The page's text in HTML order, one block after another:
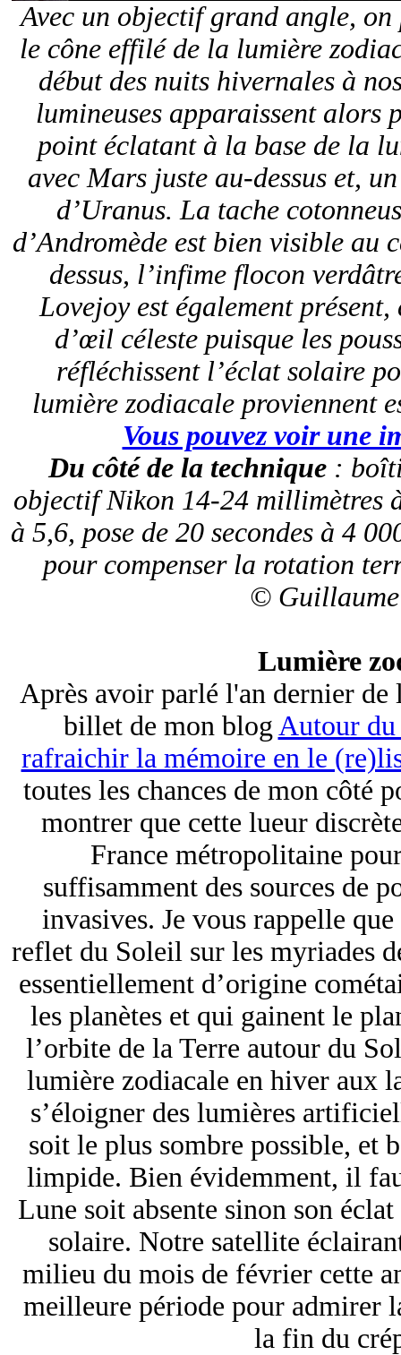
Avec un objectif grand angle,
le cône effilé de la lumière
début des nuits hivernales à
lumineuses apparaissent alors
point éclatant à la base de la
avec Mars juste au-dessus et,
d’Uranus. La tache
d’Andromède est bien visible au
dessus, l’infime flocon
Lovejoy est également
d’œil céleste puisque les
réfléchissent l’éclat solaire
lumière zodiacale proviennent
Vous pouvez voir une
Du côté de la technique:
objectif Nikon 14-24 millimètres
à 5,6, pose de 20 secondes à 4
pour compenser la rotation
©
Lumière
Après avoir parlé l'an dernier de
billet de mon blog Autour
rafraichir la mémoire en le
toutes les chances de mon côté
montrer que cette lueur
France métropolitaine
suffisamment des sources de
invasives. Je vous rappelle
reflet du Soleil sur les myriades
essentiellement d’origine
les planètes et qui gainent le
l’orbite de la Terre autour du
lumière zodiacale en hiver aux
s’éloigner des lumières
soit le plus sombre possible, et
limpide. Bien évidemment, il
Lune soit absente sinon son
solaire. Notre satellite
milieu du mois de février cette
meilleure période pour admirer
la fin du